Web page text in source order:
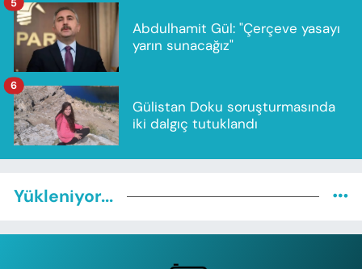
Abdulhamit Gül: "Çerçeve yasayı
yarın sunacağız"
Gülistan Doku soruşturmasında
iki dalgıç tutuklandı
6
Yükleniyor...